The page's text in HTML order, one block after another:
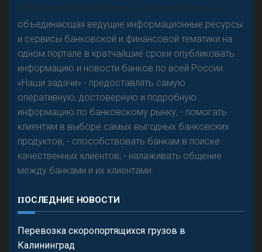
«Н
овости Банков России» – группа компаний,
объединяющая ведущие информационные ресурсы
и сервисы банковской и финансовой тематики на
одном портале в кратчайшие сроки опубликовать
информацию и новости банков по всей России.
«Наши задачи» - предоставлять самую
оперативную, достоверную и подробную
информацию по банковскому рынку; - помогать
клиентам в выборе самых выгодных банковских
продуктов; - способствовать банкам в поиске
качественных клиентов; - налаживать общение
между банками и их клиентами.
ПОСЛЕДНИЕ НОВОСТИ
Перевозка скоропортящихся грузов в
Калининград